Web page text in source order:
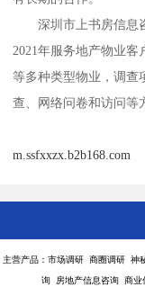
深圳市上书房信息
2021年服务地产物业客
等多种类型物业，调查
查、网络问卷和访问等
m.ssfxxzx.b2b168.com
主营产品：市场调研 商圈调研
询 房地产信息咨询 商业